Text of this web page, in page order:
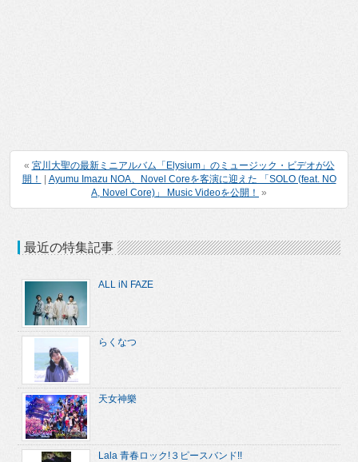
« 宮川大聖の最新ミニアルバム「Elysium」のミュージック・ビデオが公
開！
Ayumu Imazu NOA、Novel Coreを客演に迎えた 「SOLO (feat. NO
A, Novel Core)」 Music Videoを公開！ »
最近の特集記事
ALL iN FAZE
らくなつ
天女神樂
Lala 青春ロック!３ピースバンド!!